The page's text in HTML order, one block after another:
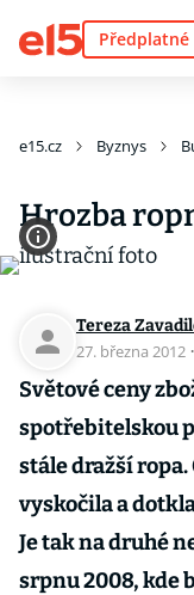
Předplatné
e15.cz Byznys
Hrozba
Tereza
27. března 2012 ·
Světové ceny
spotřebitelskou
stále dražší
vyskočila a
Je tak na druhé
srpnu 2008, kde